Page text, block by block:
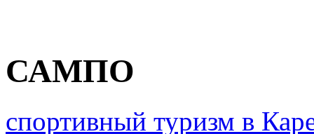
САМПО
спортивный туризм в